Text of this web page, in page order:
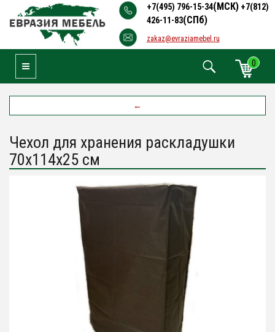
+7(495) 796-15-34(МСК) +7(812)
426-11-83(СПб)
zakaz@evraziamebel.ru
0
Toggle Navigation
←
Чехол для хранения раскладушки
70х114х25 см